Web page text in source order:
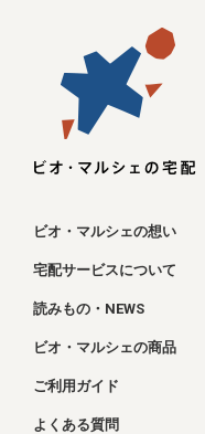
ビオ・マルシェの想い
宅配サービスについて
読みもの・NEWS
ビオ・マルシェの商品
ご利用ガイド
よくある質問